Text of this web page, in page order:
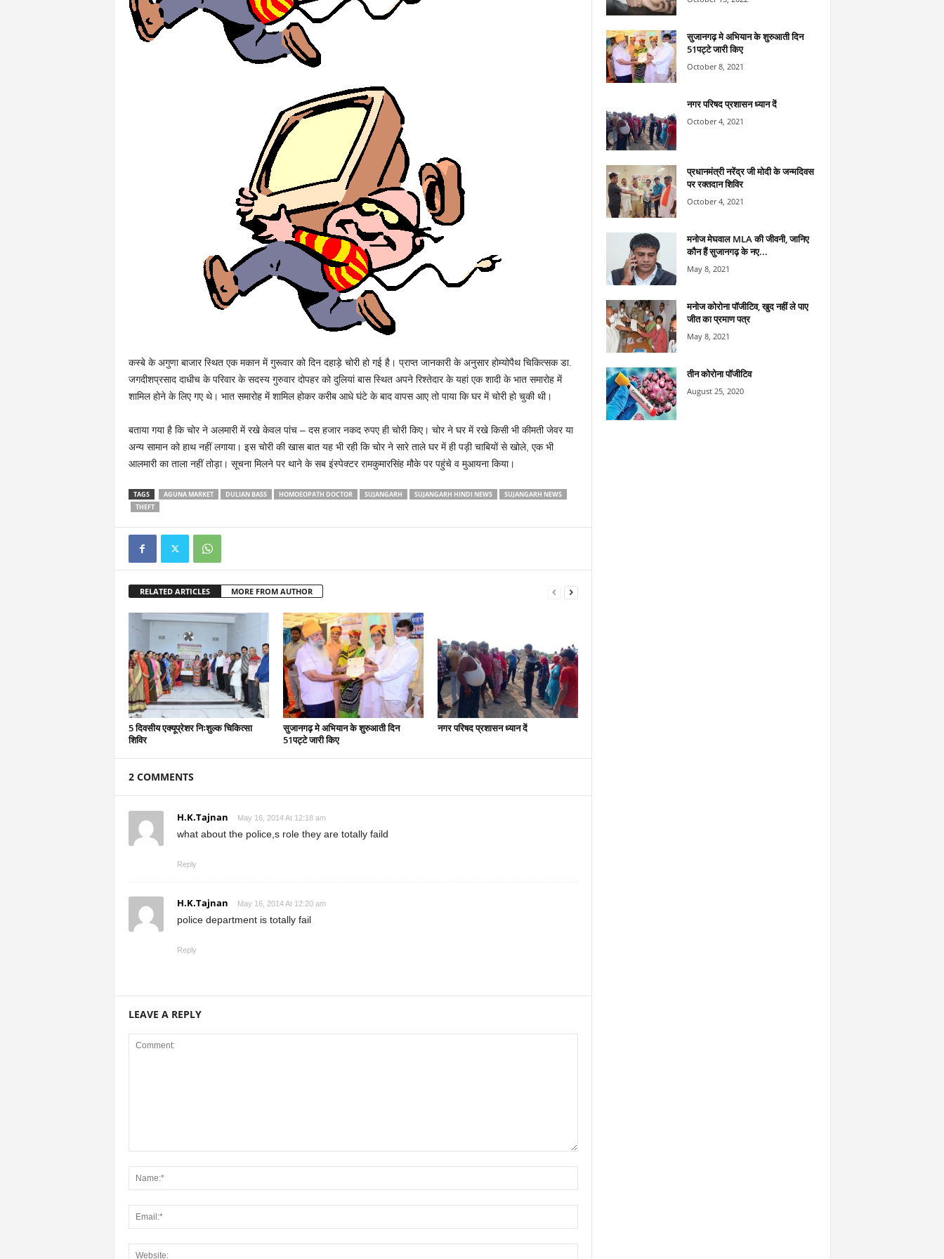
l
कस्बे के अगुणा बाजार स्थित एक मकान में गुरूवार को दिन दहाड़े चोरी हो गई है। प्राप्त जानकारी के अनुसार होम्योपैथ चिकित्सक डा.
जगदीशप्रसाद दाधीच के परिवार के सदस्य गुरुवार दोपहर को दुलियां बास स्थित अपने रिश्तेदार के यहां एक शादी के भात समारोह में
शामिल होने के लिए गए थे। भात समारोह में शामिल होकर करीब आधे घंटे के बाद वापस आए तो पाया कि घर में चोरी हो चुकी थी।
बताया गया है कि चोर ने अलमारी में रखे केवल पांच – दस हजार नकद रुपए ही चोरी किए। चोर ने घर में रखे किसी भी कीमती जेवर या
अन्य सामान को हाथ नहीं लगाया। इस चोरी की खास बात यह भी रही कि चोर ने सारे ताले घर में ही पड़ी चाबियों से खोले, एक भी
आलमारी का ताला नहीं तोड़ा। सूचना मिलने पर थाने के सब इंस्पेक्टर रामकुमारसिंह मौके पर पहुंचे व मुआयना किया।
TAGS AGUNA MARKET DULIAN BASS HOMOEOPATH DOCTOR SUJANGARH SUJANGARH HINDI NEWS
SUJANGARH NEWS
THEFT
RELATED ARTICLES MORE FROM AUTHOR
5 दिवसीय एक्यूप्रेशर निःशुल्क चिकित्सा
शिविर
सुजानगढ़ मे अभियान के शुरुआती दिन
51पट्टे जारी किए
नगर परिषद प्रशासन ध्यान दें
2 COMMENTS
H.K.Tajnan May 16, 2014 At 12:18 am
what about the police,s role they are totally faild
Reply
H.K.Tajnan May 16, 2014 At 12:20 am
police department is totally fail
Reply
LEAVE A REPLY
सुजानगढ़ मे अभियान के शुरुआती दिन
51पट्टे जारी किए
October 8, 2021
नगर परिषद प्रशासन ध्यान दें
October 4, 2021
प्रधानमंत्री नरेंद्र जी मोदी के जन्मदिवस
पर रक्तदान शिविर
October 4, 2021
मनोज मेघवाल MLA की जीवनी, जानिए
कौन हैं सुजानगढ़ के नए...
May 8, 2021
मनोज कोरोना पॉजीटिव, खुद नहीं ले पाए
जीत का प्रमाण पत्र
May 8, 2021
तीन कोरोना पॉजीटिव
August 25, 2020